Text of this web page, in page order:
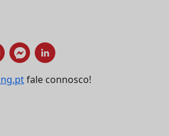
fale connosco!